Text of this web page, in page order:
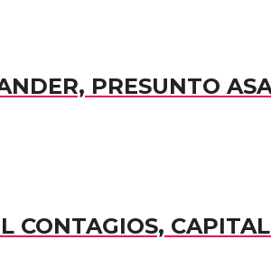
PRESUNTO
CONTAGIOS,